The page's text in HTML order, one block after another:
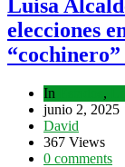
Luisa
elecciones
In ,
junio 2, 2025
David
367 Views
0 comments